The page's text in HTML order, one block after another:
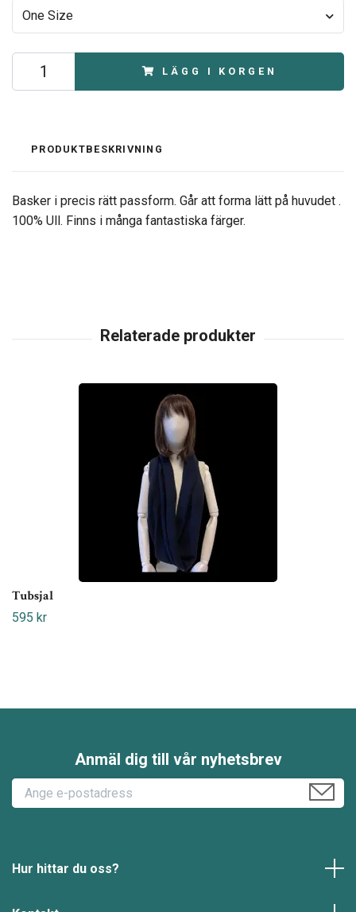
One Size
LÄGG I KORGEN
PRODUKTBESKRIVNING
Basker i precis rätt passform. Går att forma lätt på huvudet .
100% Ull. Finns i många fantastiska färger.
Tubsjal
595 kr
Anmäl dig till vår nyhetsbrev
Hur hittar du oss?